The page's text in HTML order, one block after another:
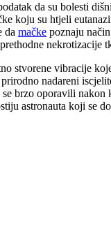
da su bolesti
koju su htjeli
da mačke poznaju
nekrotizacije
stvorene vibracije
nadareni
brzo oporavili
astronauta koji se